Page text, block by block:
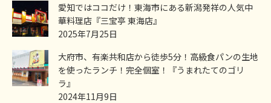
愛知ではココだけ！東海市にある新潟発祥の人気中
華料理店『三宝亭 東海店』
2025年7月25日
大府市、有楽共和店から徒歩5分！高級食パンの生地
を使ったランチ！完全個室！『うまれたてのゴリ
ラ』
2024年11月9日